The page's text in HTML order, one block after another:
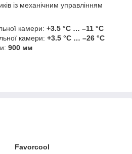
із механічним управлінням
камери: +3.5 °C … –11 °C
камери: +3.5 °C … –26 °C
900 мм
Favorcool